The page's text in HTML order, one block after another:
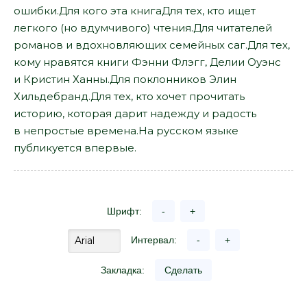
ошибки.Для кого эта книгаДля тех, кто ищет
легкого (но вдумчивого) чтения.Для читателей
романов и вдохновляющих семейных саг.Для тех,
кому нравятся книги Фэнни Флэгг, Делии Оуэнс
и Кристин Ханны.Для поклонников Элин
Хильдебранд.Для тех, кто хочет прочитать
историю, которая дарит надежду и радость
в непростые времена.На русском языке
публикуется впервые.
Шрифт: - +
Интервал: - +
Закладка: Сделать